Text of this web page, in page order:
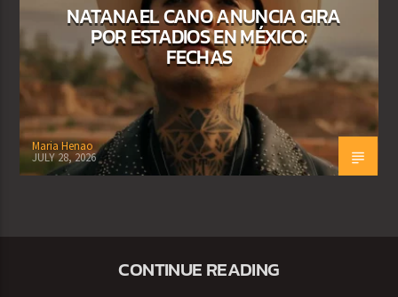
NATANAEL CANO ANUNCIA GIRA
POR ESTADIOS EN MÉXICO:
FECHAS
Maria Henao
JULY 28, 2026
CONTINUE READING